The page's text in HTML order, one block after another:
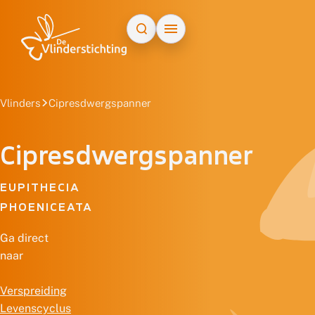
Vlinders Cipresdwergspanner
Cipresdwergspanner
EUPITHECIA
PHOENICEATA
Ga direct
naar
Verspreiding
Levenscyclus